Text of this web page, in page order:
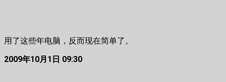
用了这些年电脑，反而现在简单了。
2009年10月1日 09:30